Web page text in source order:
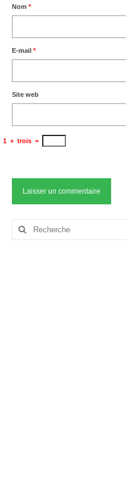
Nom *
E-mail *
Site web
1 + trois =
Rechercher
: